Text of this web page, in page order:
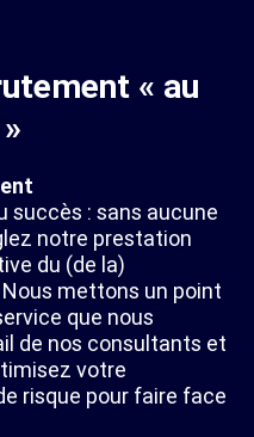
« au
succès : sans aucune
notre prestation
du (de la)
mettons un point
que nous
de nos consultants et
votre
risque pour faire face